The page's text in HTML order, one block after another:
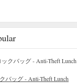
バッグ - Anti-Theft Lunch